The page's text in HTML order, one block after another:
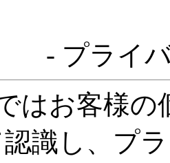
- プライ
はお客様の
識し、プ